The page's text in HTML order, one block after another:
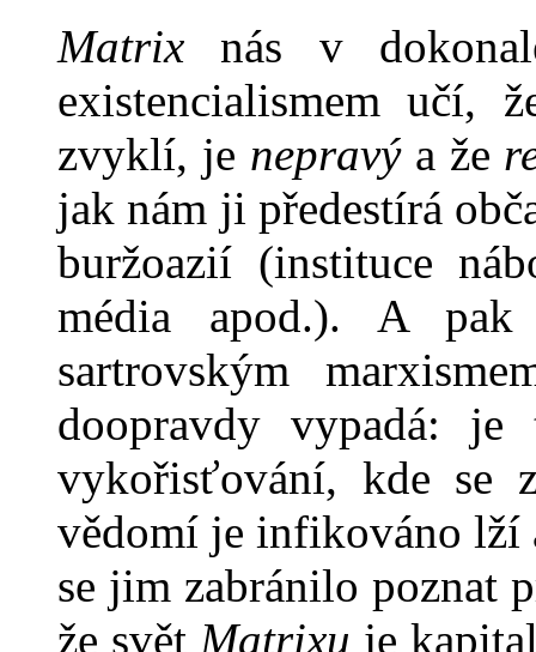
Matrix nás v
existencialismem učí,
zvyklí, je nepravýa že
jak nám ji předestírá
buržoazií (in­stituce
média apod.). A
sartrovským
doopravdy vypadá:
vykořisťování, kde
vědomí je infikováno lží
se jim zabránilo poznat
že světMatrixu je